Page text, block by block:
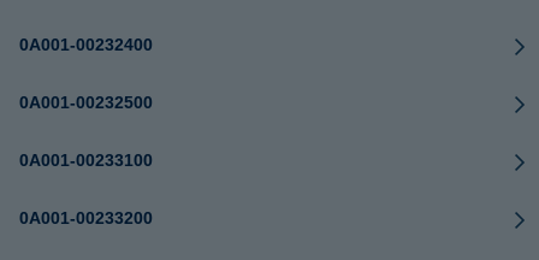
0A001-00232400
0A001-00232500
0A001-00233100
0A001-00233200